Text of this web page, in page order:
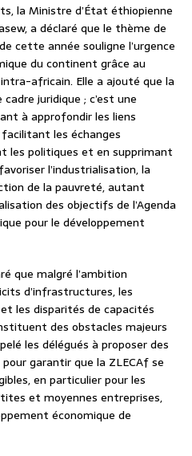
la Ministre d’État éthiopienne
a déclaré que le thème de
cette année souligne l’urgence
du continent grâce au
africain. Elle a ajouté que la
juridique ; c’est une
à approfondir les liens
facilitant les échanges
les politiques et en supprimant
l’industrialisation, la
de la pauvreté, autant
des objectifs de l’Agenda
pour le développement
que malgré l’ambition
d’infrastructures, les
les disparités de capacités
des obstacles majeurs
les délégués à proposer des
garantir que la ZLECAf se
en particulier pour les
et moyennes entreprises,
économique de